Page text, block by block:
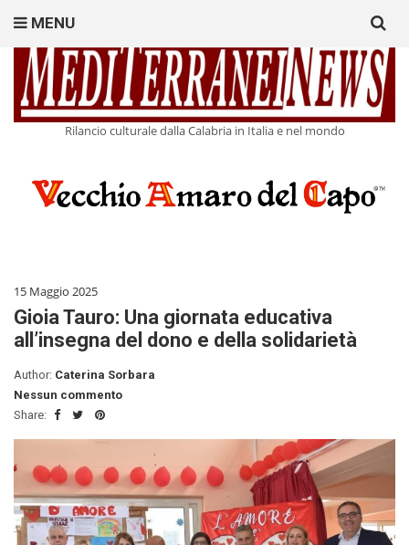
Rilancio culturale dalla Calabria in Italia e nel mondo
MENU
for:
15 Maggio 2025
Gioia Tauro: Una giornata educativa
all’insegna del dono e della solidarietà
Author: Caterina Sorbara
Nessun commento
Share: